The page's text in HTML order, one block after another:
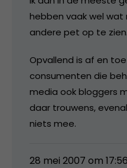
hebben vaak wel
andere pet op te zien.
Opvallend is af en
consumenten die
media ook bloggers
daar trouwens,
niets mee.
28 mei 2007 om 17:56